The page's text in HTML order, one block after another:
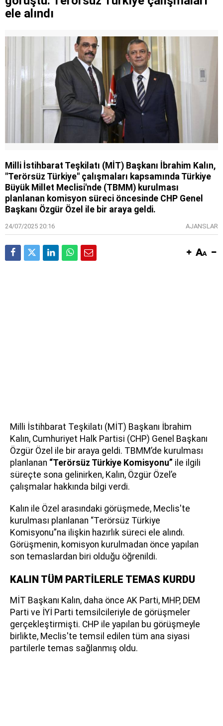
ele alındı
Milli İstihbarat Teşkilatı (MİT) Başkanı İbrahim Kalın,
"Terörsüz Türkiye" çalışmaları kapsamında Türkiye
Büyük Millet Meclisi'nde (TBMM) kurulması
planlanan komisyon süreci öncesinde CHP Genel
Başkanı Özgür Özel ile bir araya geldi.
24/07/2025 20:16 AJANSLAR
Milli İstihbarat Teşkilatı (MİT) Başkanı İbrahim
Kalın, Cumhuriyet Halk Partisi (CHP) Genel Başkanı
Özgür Özel ile bir araya geldi. TBMM’de kurulması
planlanan “Terörsüz Türkiye Komisyonu” ile ilgili
süreçte sona gelinirken, Kalın, Özgür Özel’e
çalışmalar hakkında bilgi verdi.
Kalın ile Özel arasındaki görüşmede, Meclis'te
kurulması planlanan “Terörsüz Türkiye
Komisyonu”na ilişkin hazırlık süreci ele alındı.
Görüşmenin, komisyon kurulmadan önce yapılan
son temaslardan biri olduğu öğrenildi.
KALIN TÜM PARTİLERLE TEMAS KURDU
MİT Başkanı Kalın, daha önce AK Parti, MHP, DEM
Parti ve İYİ Parti temsilcileriyle de görüşmeler
gerçekleştirmişti. CHP ile yapılan bu görüşmeyle
birlikte, Meclis'te temsil edilen tüm ana siyasi
partilerle temas sağlanmış oldu.